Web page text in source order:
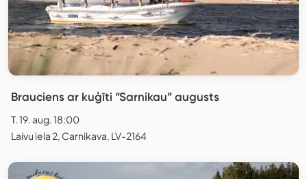
Brauciens ar kuģīti “Sarnikau” augusts
T. 19. aug. 18:00
Laivu iela 2, Carnikava, LV-2164